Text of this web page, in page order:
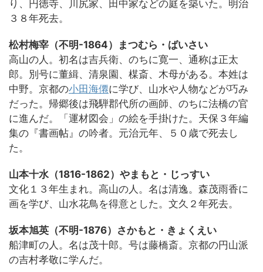
り、円徳寺、川尻家、田中家などの庭を築いた。明治
３８年死去。
松村梅宰（不明-1864）まつむら・ばいさい
高山の人。初名は吉兵衛、のちに寛一、通称は正太
郎。別号に董緝、清泉園、楳斎、木母がある。本姓は
中野。京都の小田海僊に学び、山水や人物などが巧み
だった。帰郷後は飛騨郡代所の画師、のちに法橋の官
に進んだ。「運材図会」の絵を手掛けた。天保３年編
集の『書画帖』の吟者。元治元年、５０歳で死去し
た。
山本十水（1816-1862）やまもと・じっすい
文化１３年生まれ。高山の人。名は清逸。森茂雨香に
画を学び、山水花鳥を得意とした。文久２年死去。
坂本旭英（不明-1876）さかもと・きょくえい
船津町の人。名は茂十郎。号は藤橋斎。京都の円山派
の吉村孝敬に学んだ。